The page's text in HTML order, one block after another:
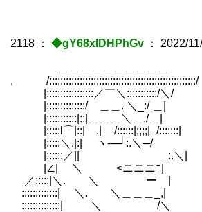
2118 ： ◆gY68xIDHPhGv ： 2022/
. /
|:::::::::::::::::／￣＼:::::::::::/＼/
|::::::::::::::/ ＿＿. ＼_:/
|:::::::::::|::|＿＿＿＼＿,/＿|
|:::::l⌒|::| .|__/::::::|;;;;|_/
|:::::＼.|:| ヽ‐─┘:.＼─/
|::::::／|| :.＼|
|∠| ＼ <ニニニﾆ|
／:::::|＼. ＼ ー |
:::::::::::::| ＼. ＼＿＿＿_,|
::::::::::::::| ＼ /＼